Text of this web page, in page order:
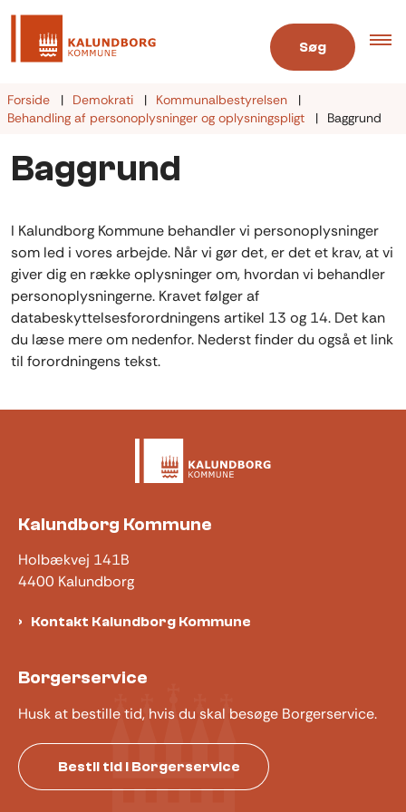
Søg
Forside Demokrati
Kommunalbestyrelsen
Behandling af personoplysninger og oplysningspligt
Baggrund
Baggrund
I Kalundborg Kommune behandler vi personoplysninger
som led i vores arbejde. Når vi gør det, er det et krav, at vi
giver dig en række oplysninger om, hvordan vi behandler
personoplysningerne. Kravet følger af
databeskyttelsesforordningens artikel 13 og 14. Det kan
du læse mere om nedenfor. Nederst finder du også et link
til forordningens tekst.
Kalundborg Kommune
Holbækvej 141B
4400 Kalundborg
Kontakt Kalundborg Kommune
Borgerservice
Husk at bestille tid, hvis du skal besøge Borgerservice.
Bestil tid i Borgerservice